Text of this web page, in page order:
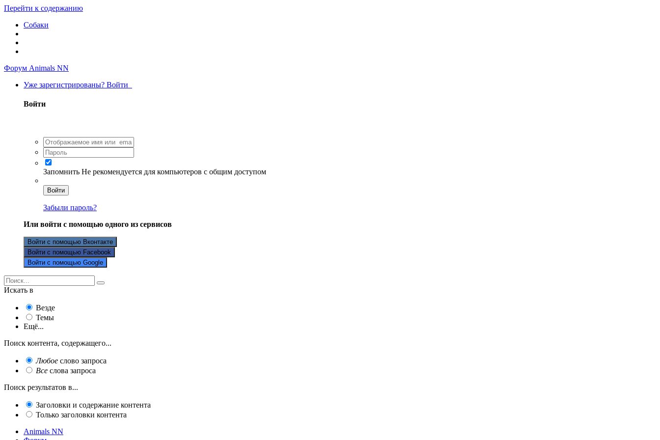
Перейти к содержанию
Собаки
Форум Animals NN
Уже зарегистрированы? Войти
Войти
Запомнить Не рекомендуется для компьютеров с общим доступом
Войти
Забыли пароль?
Или войти с помощью одного из сервисов
Войти с помощью Вконтакте
Войти с помощью Facebook
Войти с помощью Google
Искать в
Везде
Темы
Ещё...
Поиск контента, содержащего...
Любое слово запроса
Все слова запроса
Поиск результатов в...
Заголовки и содержание контента
Только заголовки контента
Animals NN